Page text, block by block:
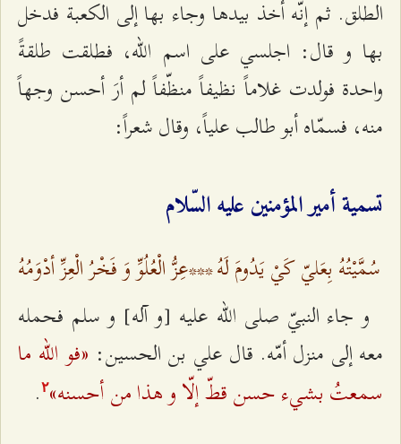
الطلق. ثم إنّه أخذ بيدها وجاء بها إلى الكعبة فدخل
بها و قال: اجلسي على اسم الله، فطلقت طلقةً
واحدة فولدت غلاماً نظيفاً منظّفاً لم أرَ أحسن وجهاً
منه، فسمّاه أبو طالب علياً، وقال شعراً:
تسمية أمير المؤمنين عليه السّلام‌
سُمَّيْتُهُ بِعَليّ كَيْ يَدُومَ لَهُ***عِزُّ الْعُلُوِّ وَ فَخْرُ الْعِزِّ أدْوَمُهُ‌
و جاء النبيّ صلى الله عليه [و آله‌] و سلم فحمله
معه إلى منزل أمّه. قال علي بن الحسين: «فو الله ما
سمعتُ بشي‌ء حسن قطّ إلّا و هذا من أحسنه»٢.